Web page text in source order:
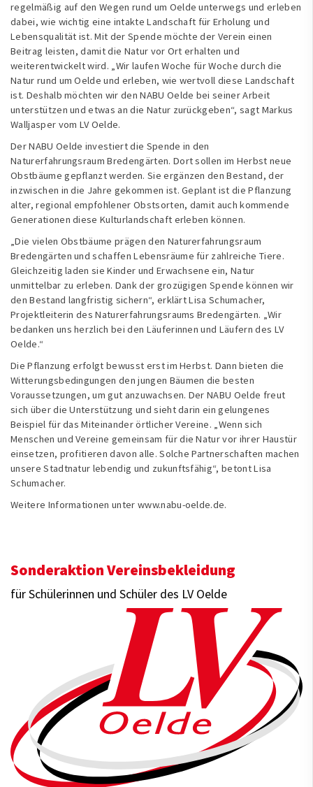
regelmäßig auf den Wegen rund um Oelde unterwegs und erleben
dabei, wie wichtig eine intakte Landschaft für Erholung und
Lebensqualität ist. Mit der Spende möchte der Verein einen
Beitrag leisten, damit die Natur vor Ort erhalten und
weiterentwickelt wird. „Wir laufen Woche für Woche durch die
Natur rund um Oelde und erleben, wie wertvoll diese Landschaft
ist. Deshalb möchten wir den NABU Oelde bei seiner Arbeit
unterstützen und etwas an die Natur zurückgeben“, sagt Markus
Walljasper vom LV Oelde.
Der NABU Oelde investiert die Spende in den
Naturerfahrungsraum Bredengärten. Dort sollen im Herbst neue
Obstbäume gepflanzt werden. Sie ergänzen den Bestand, der
inzwischen in die Jahre gekommen ist. Geplant ist die Pflanzung
alter, regional empfohlener Obstsorten, damit auch kommende
Generationen diese Kulturlandschaft erleben können.
„Die vielen Obstbäume prägen den Naturerfahrungsraum
Bredengärten und schaffen Lebensräume für zahlreiche Tiere.
Gleichzeitig laden sie Kinder und Erwachsene ein, Natur
unmittelbar zu erleben. Dank der grozügigen Spende können wir
den Bestand langfristig sichern“, erklärt Lisa Schumacher,
Projektleiterin des Naturerfahrungsraums Bredengärten. „Wir
bedanken uns herzlich bei den Läuferinnen und Läufern des LV
Oelde.“
Die Pflanzung erfolgt bewusst erst im Herbst. Dann bieten die
Witterungsbedingungen den jungen Bäumen die besten
Voraussetzungen, um gut anzuwachsen. Der NABU Oelde freut
sich über die Unterstützung und sieht darin ein gelungenes
Beispiel für das Miteinander örtlicher Vereine. „Wenn sich
Menschen und Vereine gemeinsam für die Natur vor ihrer Haustür
einsetzen, profitieren davon alle. Solche Partnerschaften machen
unsere Stadtnatur lebendig und zukunftsfähig“, betont Lisa
Schumacher.
Weitere Informationen unter www.nabu-oelde.de.
Sonderaktion Vereinsbekleidung
für Schülerinnen und Schüler des LV Oelde